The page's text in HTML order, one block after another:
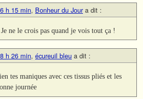
h 15 min, Bonheur du Jour a dit :
ne le crois pas quand je vois tout ça !
h 26 min, écureuil bleu a dit :
tes maniques avec ces tissus pliés et les
journée